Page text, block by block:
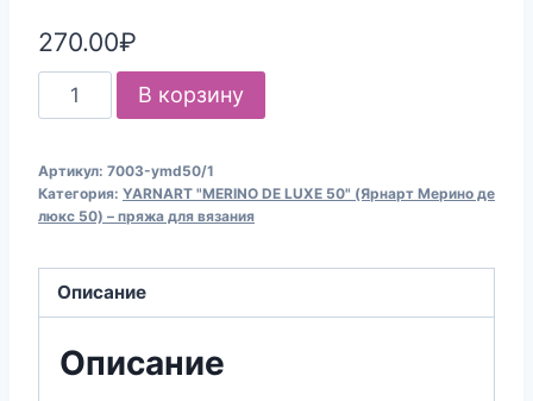
270.00₽
Количество
товара
для
вязания
"MERINO
DE
50"
В корзину
Артикул: 7003-ymd50/1
Категория: YARNART "MERINO DE LUXE 50" (Ярнарт Мерино де
люкс 50) – пряжа для вязания
Описание
Описание